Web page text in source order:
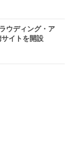
ウディング・ア
イトを開設